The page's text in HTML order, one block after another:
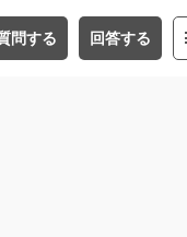
問する 回答する